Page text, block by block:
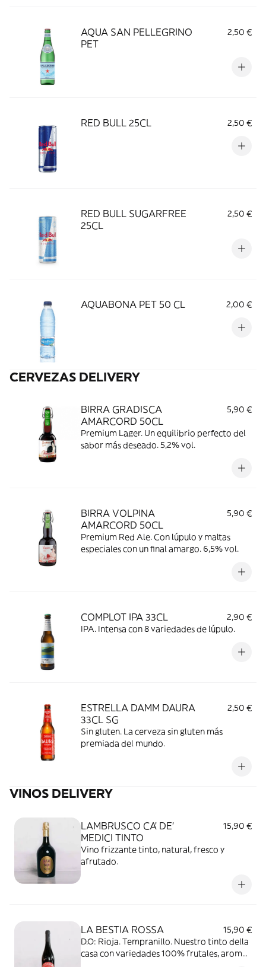
AQUA SAN PELLEGRINO
PET
2,50 €
RED BULL 25CL 2,50 €
RED BULL SUGARFREE
25CL
2,50 €
AQUABONA PET 50 CL 2,00 €
CERVEZAS DELIVERY
BIRRA GRADISCA
AMARCORD 50CL
5,90 €
Premium Lager. Un equilibrio perfecto del
sabor más deseado. 5,2% vol.
BIRRA VOLPINA
AMARCORD 50CL
5,90 €
Premium Red Ale. Con lúpulo y maltas
especiales con un final amargo. 6,5% vol.
COMPLOT IPA 33CL
2,90 €
IPA. Intensa con 8 variedades de lúpulo.
ESTRELLA DAMM DAURA
33CL SG
2,50 €
Sin gluten. La cerveza sin gluten más
premiada del mundo.
VINOS DELIVERY
LAMBRUSCO CA' DE'
MEDICI TINTO
15,90 €
Vino frizzante tinto, natural, fresco y
afrutado.
LA BESTIA ROSSA
15,90 €
D.O: Rioja. Tempranillo. Nuestro tinto della
casa con variedades 100% frutales, aroma